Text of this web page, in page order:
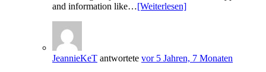
and information like…[Weiterlesen]
JeannieKeT antwortete vor 5 Jahren, 7 Monaten